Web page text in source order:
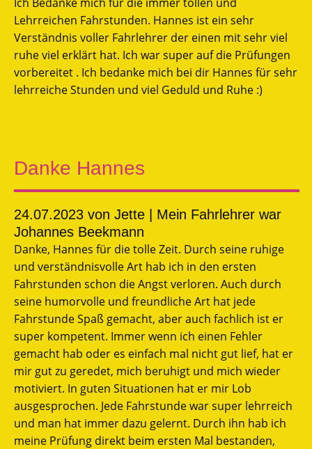
Lehrreichen Fahrstunden. Hannes ist ein sehr
Verständnis voller Fahrlehrer der einen mit sehr viel
ruhe viel erklärt hat. Ich war super auf die Prüfungen
vorbereitet . Ich bedanke mich bei dir Hannes für sehr
lehrreiche Stunden und viel Geduld und Ruhe :)
Danke Hannes
24.07.2023 von Jette | Mein Fahrlehrer war
Johannes Beekmann
Danke, Hannes für die tolle Zeit. Durch seine ruhige
und verständnisvolle Art hab ich in den ersten
Fahrstunden schon die Angst verloren. Auch durch
seine humorvolle und freundliche Art hat jede
Fahrstunde Spaß gemacht, aber auch fachlich ist er
super kompetent. Immer wenn ich einen Fehler
gemacht hab oder es einfach mal nicht gut lief, hat er
mir gut zu geredet, mich beruhigt und mich wieder
motiviert. In guten Situationen hat er mir Lob
ausgesprochen. Jede Fahrstunde war super lehrreich
und man hat immer dazu gelernt. Durch ihn hab ich
meine Prüfung direkt beim ersten Mal bestanden,